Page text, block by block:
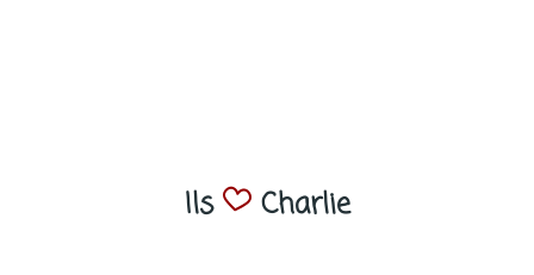
Ils Charlie